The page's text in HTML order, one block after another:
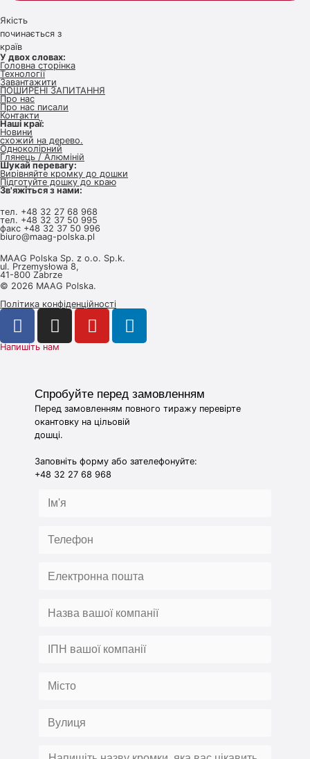
Якість
починається з
країв
У двох словах:
Головна сторінка
Технології
Завантажити
ПОШИРЕНІ ЗАПИТАННЯ
Про нас
Про нас писали
Контакти
Наші краї:
Новини
схожий на дерево.
Одноколірний
Глянець / Алюміній
Шукай перевагу:
Вирівняйте кромку до дошки
Підготуйте дошку до краю
Зв'яжіться з нами:
тел. +48 32 27 68 968
тел. +48 32 37 50 995
факс +48 32 37 50 996
biuro@maag-polska.pl
MAAG Polska Sp. z o.o. Sp.k.
ul. Przemysłowa 8,
41-800 Zabrze
© 2026 MAAG Polska.
Політика конфіденційності
Напишіть нам
Спробуйте перед замовленням
Перед замовленням повного тиражу перевірте
окантовку на цільовій
дошці.
Заповніть форму або зателефонуйте:
+48 32 27 68 968